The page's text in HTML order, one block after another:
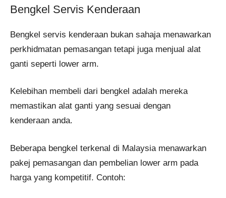
Bengkel Servis Kenderaan
Bengkel servis kenderaan bukan sahaja menawarkan
perkhidmatan pemasangan tetapi juga menjual alat
ganti seperti lower arm.
Kelebihan membeli dari bengkel adalah mereka
memastikan alat ganti yang sesuai dengan
kenderaan anda.
Beberapa bengkel terkenal di Malaysia menawarkan
pakej pemasangan dan pembelian lower arm pada
harga yang kompetitif. Contoh: